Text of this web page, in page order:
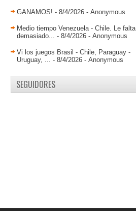
GANAMOS! - 8/4/2026 - Anonymous
Medio tiempo Venezuela - Chile. Le falta
demasiado... - 8/4/2026 - Anonymous
Vi los juegos Brasil - Chile, Paraguay -
Uruguay, ... - 8/4/2026 - Anonymous
SEGUIDORES